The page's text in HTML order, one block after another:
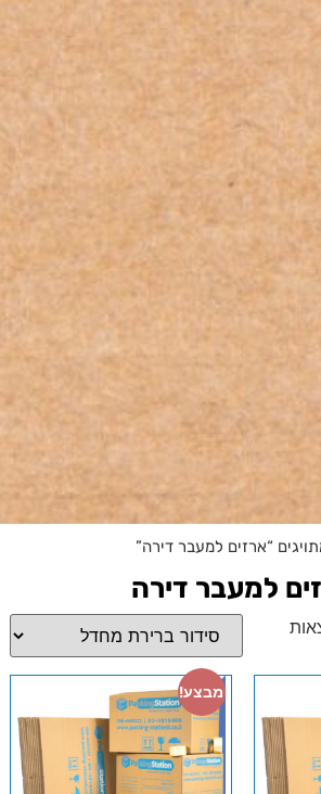
“ארזים למעבר דירה”
למעבר דירה
מבצע!